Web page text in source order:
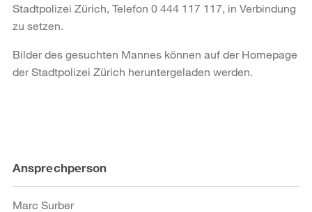
Stadtpolizei Zürich, Telefon 0 444 117 117, in Verbindung
zu setzen.
Bilder des gesuchten Mannes können auf der Homepage
der Stadtpolizei Zürich heruntergeladen werden.
Weitere
Informationen
Ansprechperson
Marc Surber